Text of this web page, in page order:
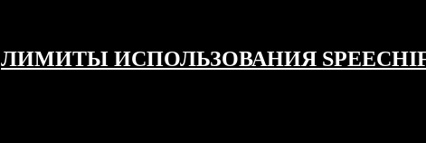
ЛИМИТЫ ИСПОЛЬЗОВАНИЯ